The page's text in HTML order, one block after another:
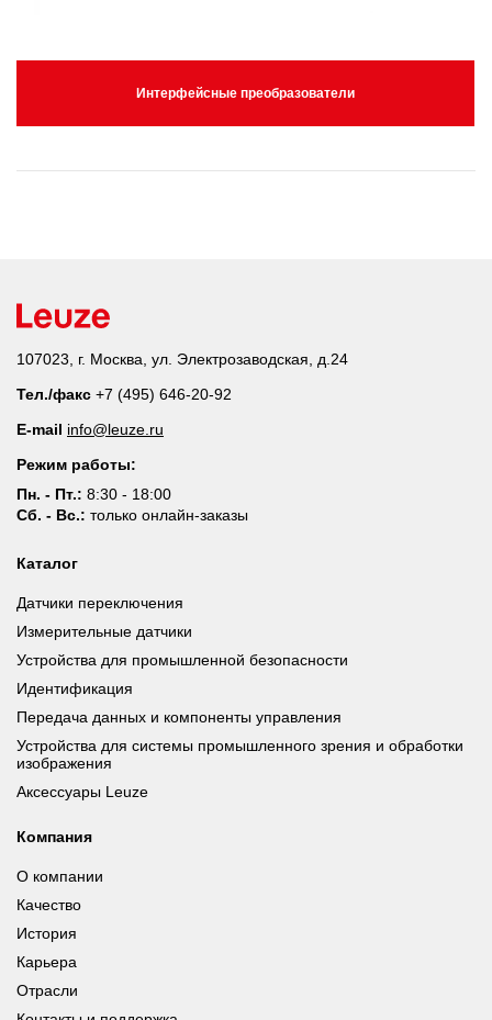
Интерфейсные преобразователи
107023, г. Москва, ул. Электрозаводская, д.24
Тел./факс +7 (495) 646-20-92
E-mail info@leuze.ru
Режим работы:
Пн. - Пт.: 8:30 - 18:00
Сб. - Вс.: только онлайн-заказы
Каталог
Датчики переключения
Измерительные датчики
Устройства для промышленной безопасности
Идентификация
Передача данных и компоненты управления
Устройства для системы промышленного зрения и обработки
изображения
Аксессуары Leuze
Компания
О компании
Качество
История
Карьера
Отрасли